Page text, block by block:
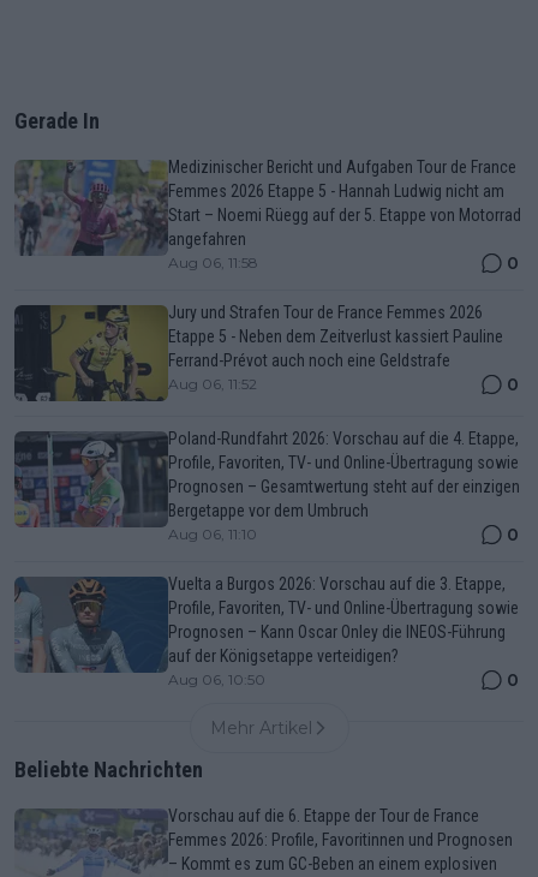
Gerade In
Medizinischer Bericht und Aufgaben Tour de France
Femmes 2026 Etappe 5 - Hannah Ludwig nicht am
Start – Noemi Rüegg auf der 5. Etappe von Motorrad
angefahren
Aug 06, 11:58 0
Jury und Strafen Tour de France Femmes 2026
Etappe 5 - Neben dem Zeitverlust kassiert Pauline
Ferrand-Prévot auch noch eine Geldstrafe
Aug 06, 11:52 0
Poland-Rundfahrt 2026: Vorschau auf die 4. Etappe,
Profile, Favoriten, TV- und Online-Übertragung sowie
Prognosen – Gesamtwertung steht auf der einzigen
Bergetappe vor dem Umbruch
Aug 06, 11:10 0
Vuelta a Burgos 2026: Vorschau auf die 3. Etappe,
Profile, Favoriten, TV- und Online-Übertragung sowie
Prognosen – Kann Oscar Onley die INEOS-Führung
auf der Königsetappe verteidigen?
Aug 06, 10:50 0
Mehr Artikel
Beliebte Nachrichten
Vorschau auf die 6. Etappe der Tour de France
Femmes 2026: Profile, Favoritinnen und Prognosen
– Kommt es zum GC-Beben an einem explosiven